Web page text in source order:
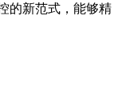
的新范式，能够精